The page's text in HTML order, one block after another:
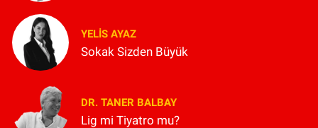
YELIS AYAZ
Sokak Sizden Büyük
DR. TANER BALBAY
Lig mi Tiyatro mu?